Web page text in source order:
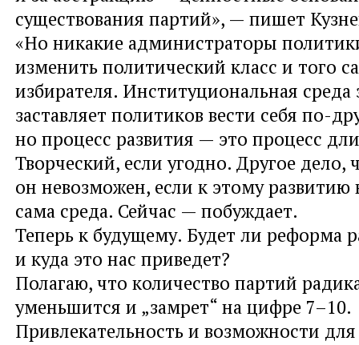
существования партий», — пишет
«Но никакие администраторы
изменить политический класс и того
избирателя. Институциональная среда
заставляет политиков вести себя по-
но процесс развития — это процесс
Творческий, если угодно. Другое дело,
он невозможен, если к этому развитию
сама среда. Сейчас — побуждает.
Теперь к будущему. Будет ли реформа
и куда это нас приведет?
Полагаю, что количество партий
уменьшится и „замрет“ на цифре 7–10.
Привлекательность и возможности для